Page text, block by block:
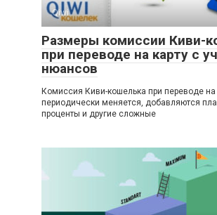
Qiwi
Размеры комиссии Киви-
при переводе на карту с
нюансов
Комиссия Киви-кошелька при переводе на
периодически меняется, добавляются
проценты и другие сложные